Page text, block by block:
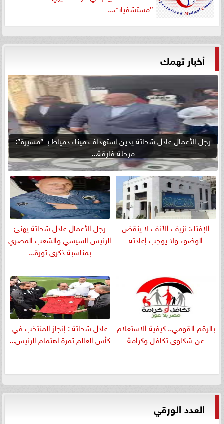
”مستشفيات...
أخبار تهمك
رجل الأعمال عادل شحاتة يدين استهداف ميناء دمياط بـ ”مسيرة”:
مرحلة فارقة...
الإفتاء: نزيف الأنف لا ينقض
الوضوء ولا يوجب إعادته
رجل الأعمال عادل شحاتة يهنئ
الرئيس السيسي والشعب المصري
بمناسبة ذكرى ثورة...
بالرقم القومي.. كيفية الاستعلام
عن شكاوى تكافل وكرامة
عادل شحاتة : إنجاز المنتخب في
كأس العالم ثمرة اهتمام الرئيس...
العدد الورقي